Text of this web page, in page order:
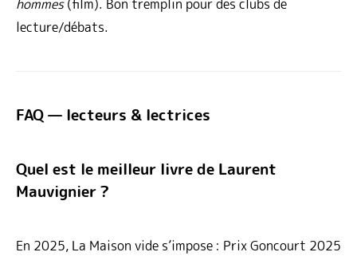
hommes(film). Bon tremplin pour des clubs de
lecture/débats.
FAQ — lecteurs & lectrices
Quel est le meilleur livre de Laurent
Mauvignier ?
En 2025, La Maison vide s’impose : Prix Goncourt 2025